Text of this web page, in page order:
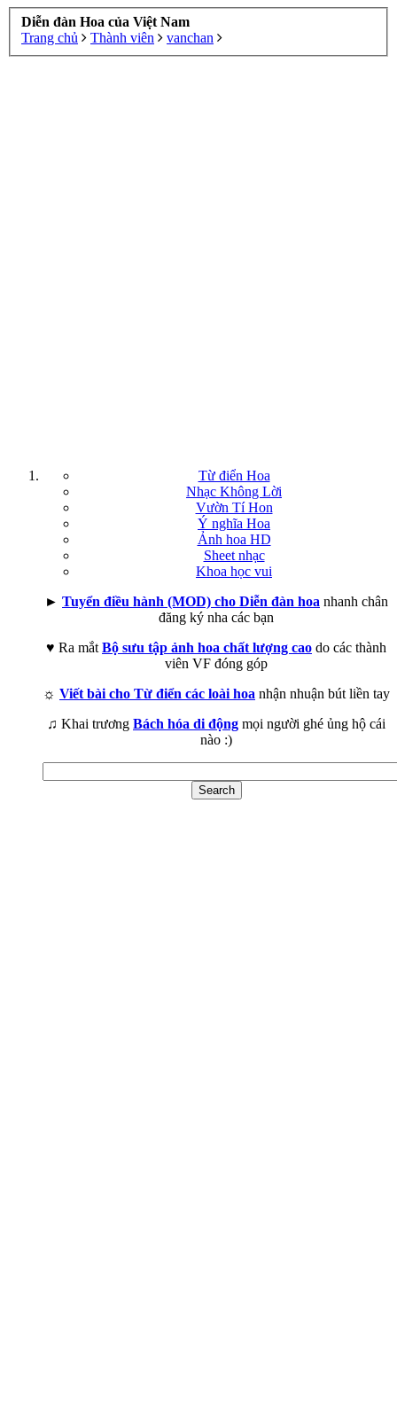
Diễn đàn Hoa của Việt Nam
Trang chủ
Thành viên vanchan
Từ điển Hoa
Nhạc Không Lời
Vườn Tí Hon
Ý nghĩa Hoa
Ảnh hoa HD
Sheet nhạc
Khoa học vui
► Tuyển điều hành (MOD) cho Diễn đàn hoa nhanh chân
đăng ký nha các bạn
♥ Ra mắt Bộ sưu tập ảnh hoa chất lượng cao do các thành
viên VF đóng góp
☼ Viết bài cho Từ điển các loài hoa nhận nhuận bút liền tay
♫ Khai trương Bách hóa di động mọi người ghé ủng hộ cái
nào :)